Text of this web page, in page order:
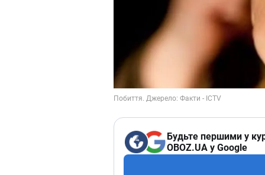
Будьте першими у
OBOZ.UA у Google